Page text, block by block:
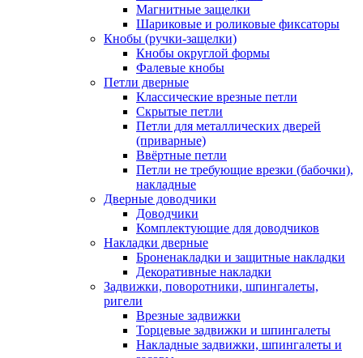
Магнитные защелки
Шариковые и роликовые фиксаторы
Кнобы (ручки-защелки)
Кнобы округлой формы
Фалевые кнобы
Петли дверные
Классические врезные петли
Скрытые петли
Петли для металлических дверей
(приварные)
Ввёртные петли
Петли не требующие врезки (бабочки),
накладные
Дверные доводчики
Доводчики
Комплектующие для доводчиков
Накладки дверные
Броненакладки и защитные накладки
Декоративные накладки
Задвижки, поворотники, шпингалеты,
ригели
Врезные задвижки
Торцевые задвижки и шпингалеты
Накладные задвижки, шпингалеты и